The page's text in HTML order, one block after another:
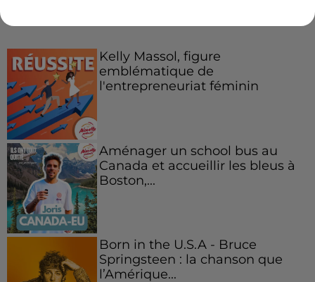
Kelly Massol, figure
emblématique de
l'entrepreneuriat féminin
Aménager un school bus au
Canada et accueillir les bleus à
Boston,...
Born in the U.S.A - Bruce
Springsteen : la chanson que
l’Amérique...